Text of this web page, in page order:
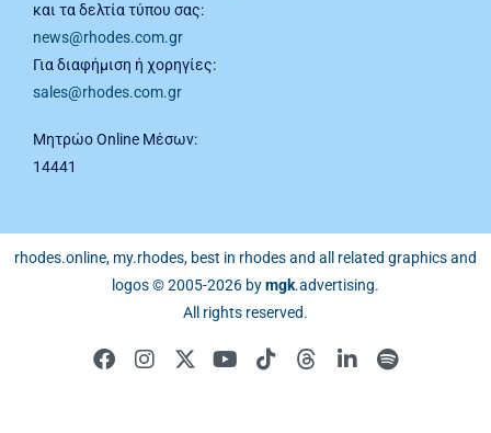
και τα δελτία τύπου σας:
news@rhodes.com.gr
Για διαφήμιση ή χορηγίες:
sales@rhodes.com.gr
Μητρώο Online Μέσων:
14441
rhodes.online, my.rhodes, best in rhodes and all related graphics and
logos © 2005-2026 bymgk.advertising.
All rights reserved.